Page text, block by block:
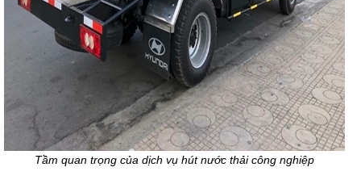
Tầm quan trọng của dịch vụ hút nước thải công nghiệp